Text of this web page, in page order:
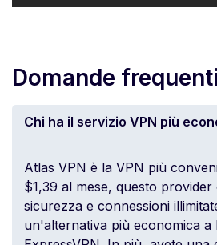
Domande frequenti
Chi ha il servizio VPN più
Atlas VPN è la VPN più
$1,39 al mese, questo
sicurezza e connessioni
un'alternativa più economica a